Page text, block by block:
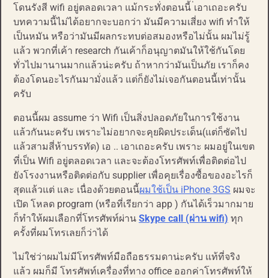
โดนรังสี wifi อยู่ตลอดเวลา แม้กระทั่งตอนนี้ ่เอาเถอะครับ
บทความนี้ไม่ได้อยากจะบอกว่า มันมีความเสี่ยง wifi ทำให้
เป็นหมัน หรือว่ามันมีผลกระทบต่อสมองหรือไม่นั้น ผมไม่รู้
แล้ว พวกที่เค้า research กันเค้าก็อนุญาตมันให้ใช้กันโดย
ทั่วไปมานานมากแล้วน่ะครับ ถ้าหากว่ามันเป็นภัย เราก็คง
ต้องโดนอะไรกันมามั่งแล้ว แต่ก็ยังไม่เจอกันตอนนี้เท่านั้น
ครับ
ตอนนี้ผม assume ว่า Wifi เป็นสิ่งปลอดภัยในการใช้งาน
แล้วกันนะครับ เพราะไม่อยากจะคุยผิดประเด็น(แต่ก็ซัดไป
แล้วสามสี่ห้าบรรทัด) เอ .. เอาเถอะครับ เพราะ ผมอยู่ในเขต
ที่เป็น Wifi อยู่ตลอดเวลา และจะต้องโทรศัพท์เพื่อติดต่อไป
ยังโรงงานหรือติดต่อกับ supplier เพื่อคุยเรื่องซื้อของอะไรก็
สุดแล้วแต่ และ เนื่องด้วยตอนนี้ผมใช้เป็น iPhone 3GS ผมจะ
เปิด โหลด program (หรือที่เรียกว่า app ) กันได้เร็วมากมาย
ก็ทำให้ผมเลือกที่โทรศัพท์ผ่าน Skype call (ผ่าน wifi) ทุก
ครั้งที่ผมโทรเลยก็ว่าได้
ไม่ใช่ว่าผมไม่มีโทรศัพท์มือถือธรรมดาน่ะครับ แท้ที่จริง
แล้ว ผมก็มี โทรศัพท์เครื่องที่ทาง office ออกค่าโทรศัพท์ให้